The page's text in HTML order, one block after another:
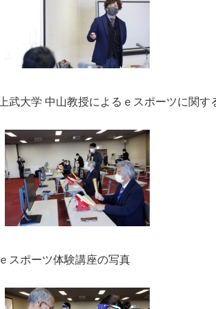
上武大学 中山教授によるｅスポーツに関す
ｅスポーツ体験講座の写真